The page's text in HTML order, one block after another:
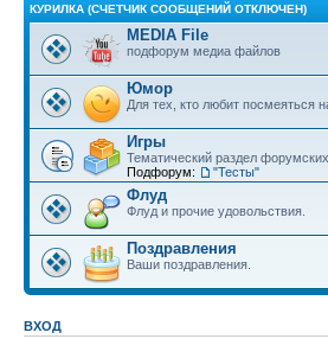
КУРИЛКА (СЧЕТЧИК СООБЩЕНИЙ ОТКЛЮЧЕН)
MEDIA File
подфорум медиа файлов
Юмор
Для тех, кто любит посмеяться
Игры
Тематический раздел форумских
Подфорум:
"Тесты"
Флуд
Флуд и прочие удовольствия.
Поздравления
Ваши поздравления.
ВХОД